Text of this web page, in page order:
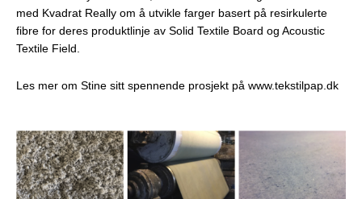
med Kvadrat Really om å utvikle farger basert på resirkulerte
fibre for deres produktlinje av Solid Textile Board og Acoustic
Textile Field.
Les mer om Stine sitt spennende prosjekt på www.tekstilpap.dk